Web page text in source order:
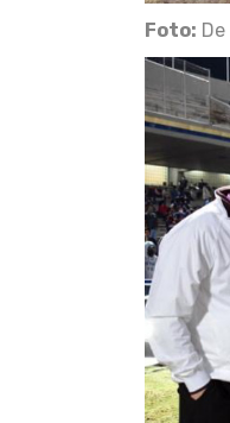
Foto: De